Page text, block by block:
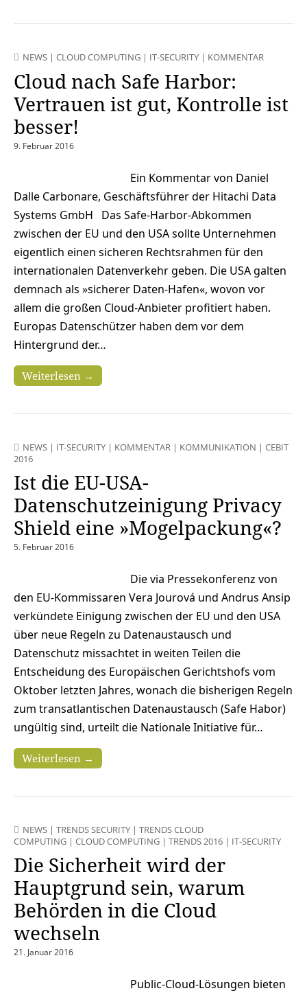
NEWS | CLOUD COMPUTING | IT-SECURITY | KOMMENTAR
Cloud nach Safe Harbor:
Vertrauen ist gut, Kontrolle ist
besser!
9. Februar 2016
Ein Kommentar von Daniel
Dalle Carbonare, Geschäftsführer der Hitachi Data
Systems GmbH Das Safe-Harbor-Abkommen
zwischen der EU und den USA sollte Unternehmen
eigentlich einen sicheren Rechtsrahmen für den
internationalen Datenverkehr geben. Die USA galten
demnach als »sicherer Daten-Hafen«, wovon vor
allem die großen Cloud-Anbieter profitiert haben.
Europas Datenschützer haben dem vor dem
Hintergrund der…
Weiterlesen →
NEWS | IT-SECURITY | KOMMENTAR | KOMMUNIKATION | CEBIT
2016
Ist die EU-USA-
Datenschutzeinigung Privacy
Shield eine »Mogelpackung«?
5. Februar 2016
Die via Pressekonferenz von
den EU-Kommissaren Vera Jourová und Andrus Ansip
verkündete Einigung zwischen der EU und den USA
über neue Regeln zu Datenaustausch und
Datenschutz missachtet in weiten Teilen die
Entscheidung des Europäischen Gerichtshofs vom
Oktober letzten Jahres, wonach die bisherigen Regeln
zum transatlantischen Datenaustausch (Safe Habor)
ungültig sind, urteilt die Nationale Initiative für…
Weiterlesen →
NEWS | TRENDS SECURITY | TRENDS CLOUD
COMPUTING | CLOUD COMPUTING | TRENDS 2016 | IT-SECURITY
Die Sicherheit wird der
Hauptgrund sein, warum
Behörden in die Cloud
wechseln
21. Januar 2016
Public-Cloud-Lösungen bieten